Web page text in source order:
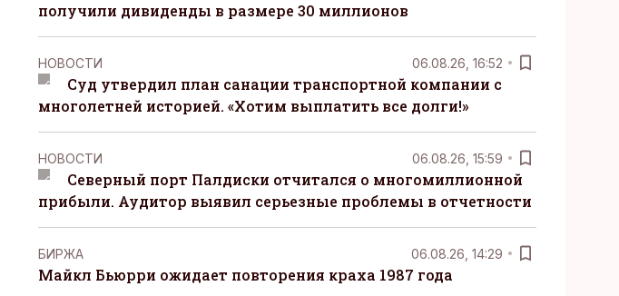
получили дивиденды в размере 30 миллионов
НОВОСТИ 06.08.26, 16:52
Суд утвердил план санации транспортной компании с
многолетней историей. «Хотим выплатить все долги!»
НОВОСТИ 06.08.26, 15:59
Северный порт Палдиски отчитался о многомиллионной
прибыли. Аудитор выявил серьезные проблемы в отчетности
БИРЖА 06.08.26, 14:29
Майкл Бьюрри ожидает повторения краха 1987 года